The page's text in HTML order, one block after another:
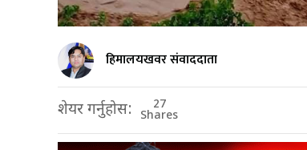
हिमालयखवर संवाददाता
शेयर गर्नुहोस: 27
Shares